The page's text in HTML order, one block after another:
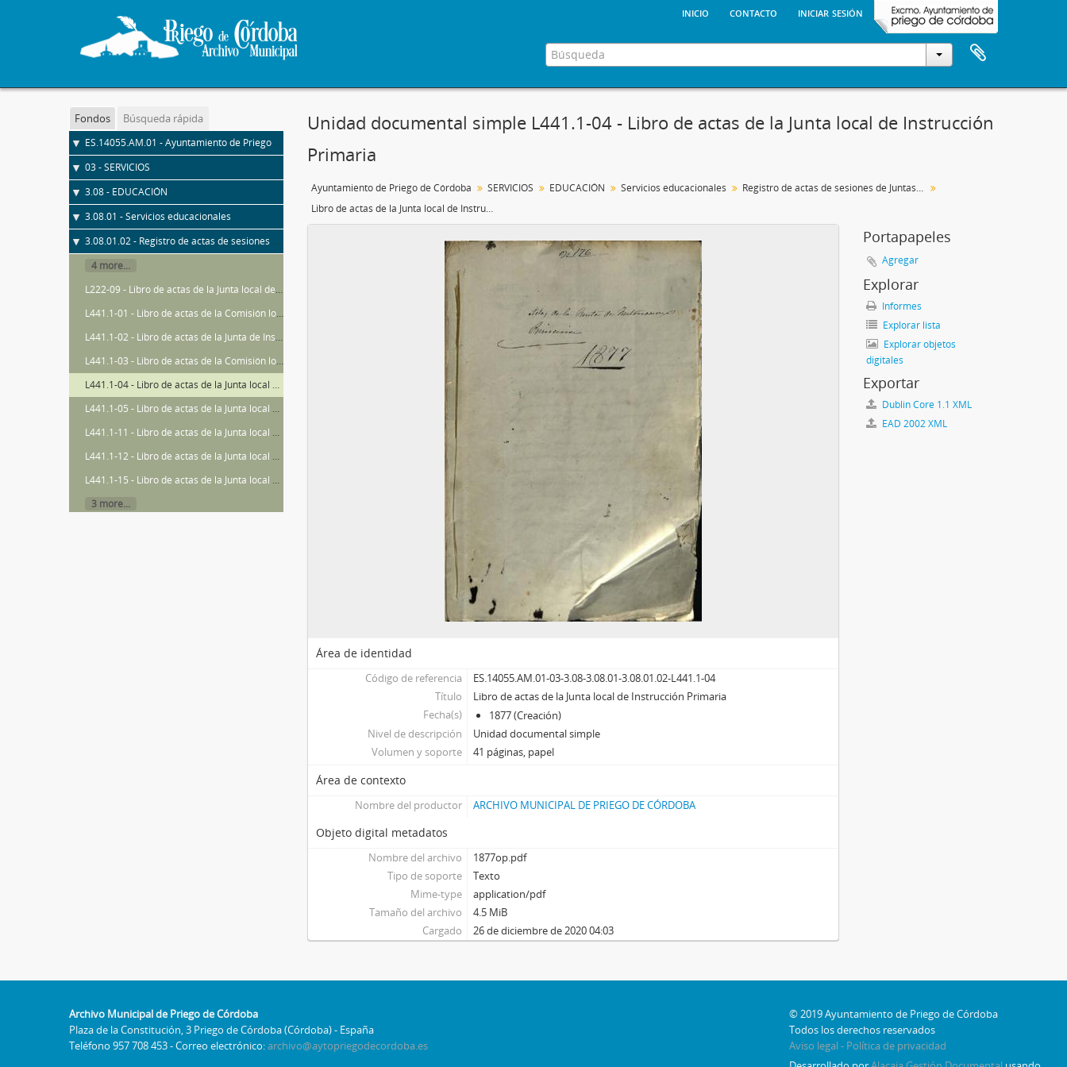
inicio contacto iniciar sesión
Fondos Búsqueda rápida
ES.14055.AM.01 - Ayuntamiento de Priego de Córdoba
03 - SERVICIOS
3.08 - EDUCACIÓN
3.08.01 - Servicios educacionales
3.08.01.02 - Registro de actas de sesiones de Juntas Locales de Educación / Instrucción Pública
4 more...
L222-09 - Libro de actas de la Junta local de Primera enseñanza
L441.1-01 - Libro de actas de la Comisión local de Instrucción Primaria
L441.1-02 - Libro de actas de la Junta de Instrucción Primaria
L441.1-03 - Libro de actas de la Comisión local de Instrucción Primaria
L441.1-04 - Libro de actas de la Junta local de Instrucción Primaria
L441.1-05 - Libro de actas de la Junta local de Primera Enseñanza
L441.1-11 - Libro de actas de la Junta local de Instrucción Pública. (Sección Vigilancia)
L441.1-12 - Libro de actas de la Junta local de Instrucción Pública
L441.1-15 - Libro de actas de la Junta local de Instrucción Pública. (Sección Vigilancia)
3 more...
Unidad documental simple L441.1-04 - Libro de actas de la Junta local de Instrucción
Primaria
Ayuntamiento de Priego de Córdoba SERVICIOS EDUCACIÓN Servicios educacionales
Registro de actas de sesiones de Juntas Locales de Educación / Instrucción Pública
Libro de actas de la Junta local de Instrucción Primaria
Área de identidad
Código de referencia
ES.14055.AM.01-03-3.08-3.08.01-3.08.01.02-L441.1-04
Título
Libro de actas de la Junta local de Instrucción Primaria
Fecha(s)
1877 (Creación)
Nivel de descripción
Unidad documental simple
Volumen y soporte
41 páginas, papel
Área de contexto
Nombre del productor ARCHIVO MUNICIPAL DE PRIEGO DE CÓRDOBA
Objeto digital metadatos
Nombre del archivo
1877op.pdf
Tipo de soporte
Texto
Mime-type
application/pdf
Tamaño del archivo
4.5 MiB
Cargado
26 de diciembre de 2020 04:03
Portapapeles
Agregar
Explorar
Informes
Explorar lista
Explorar objetos
digitales
Exportar
Dublin Core 1.1 XML
EAD 2002 XML
Archivo Municipal de Priego de Córdoba
Plaza de la Constitución, 3 Priego de Córdoba (Córdoba) - España
Teléfono 957 708 453 - Correo electrónico:archivo@aytopriegodecordoba.es
© 2019 Ayuntamiento de Priego de Córdoba
Todos los derechos reservados
Aviso legal - Política de privacidad